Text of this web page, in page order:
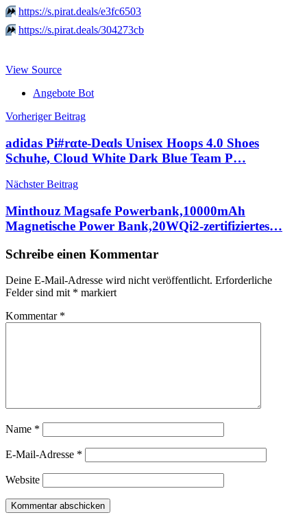
⏩️ https://s.pirat.deals/e3fc6503
⏩️ https://s.pirat.deals/304273cb
View Source
Angebote Bot
Beitragsnavigation
Vorheriger Beitrag
adidas Pi#rαtе-Dеαls Unisex Hoops 4.0 Shoes
Schuhe, Cloud White Dark Blue Team P…
Nächster Beitrag
Minthouz Magsafe Powerbank,10000mAh
Magnetische Power Bank,20WQi2-zertifiziertes…
Schreibe einen Kommentar
Deine E-Mail-Adresse wird nicht veröffentlicht. Erforderliche
Felder sind mit * markiert
Kommentar *
Name *
E-Mail-Adresse *
Website